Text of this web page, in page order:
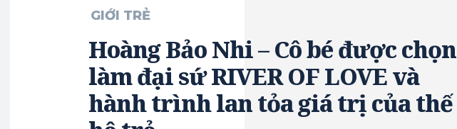
GIỚI TRẺ
Hoàng Bảo Nhi – Cô bé được chọn
làm đại sứ RIVER OF LOVE và
hành trình lan tỏa giá trị của thế